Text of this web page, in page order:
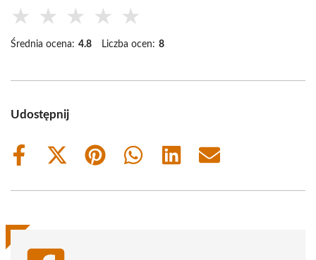
★ ★ ★ ★ ★
Średnia ocena: 4.8 Liczba ocen: 8
Udostępnij
Share
Share
(Twitter)
Share
Share
Share
Share